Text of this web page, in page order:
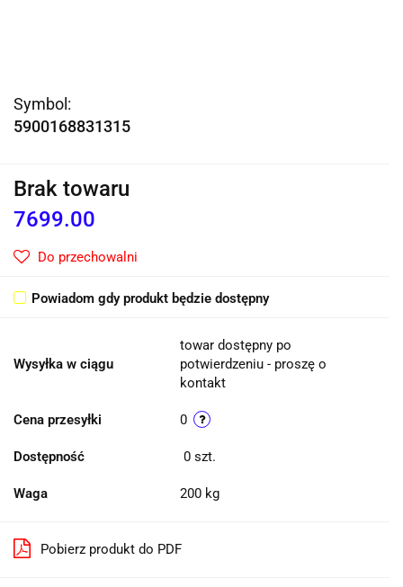
Symbol:
5900168831315
Brak towaru
7699.00
Do przechowalni
Powiadom gdy produkt będzie dostępny
Wysyłka w ciągu
towar dostępny po
potwierdzeniu - proszę o
kontakt
Cena przesyłki 0
Dostępność 0 szt.
Waga 200 kg
Pobierz produkt do PDF